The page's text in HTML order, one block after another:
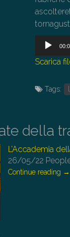
Audio
Scarica
Tags:
della
L’Accademia
26/05/22
Continue reading →